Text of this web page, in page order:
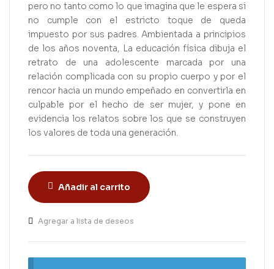
pero no tanto como lo que imagina que le espera si
no cumple con el estricto toque de queda
impuesto por sus padres. Ambientada a principios
de los años noventa, La educación física dibuja el
retrato de una adolescente marcada por una
relación complicada con su propio cuerpo y por el
rencor hacia un mundo empeñado en convertirla en
culpable por el hecho de ser mujer, y pone en
evidencia los relatos sobre los que se construyen
los valores de toda una generación.
Añadir al carrito
Agregar a lista de deseos